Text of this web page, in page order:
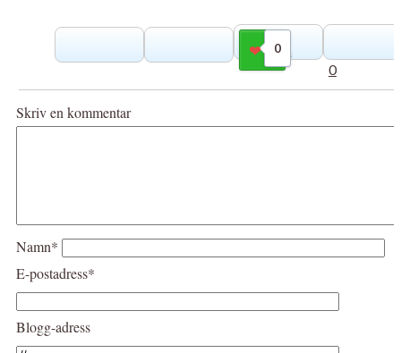
0
Gilla
0
Skriv en kommentar
Namn*
E-postadress*
Blogg-adress